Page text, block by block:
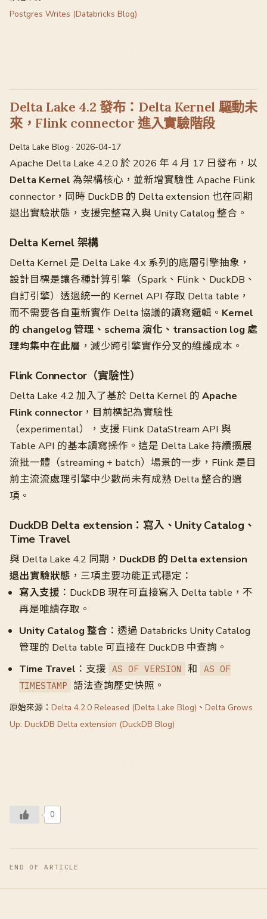
Postgres Writes (Databricks Blog)
Delta Lake 4.2 發布：Delta Kernel 驅動未
來，Flink connector 進入實驗階段
Delta Lake Blog · 2026-04-17
Apache Delta Lake 4.2.0 於 2026 年 4 月 17 日發布，以
Delta Kernel 為架構核心，並新增實驗性 Apache Flink
connector，同時 DuckDB 的 Delta extension 也在同期
退出實驗狀態，支援完整寫入與 Unity Catalog 整合。
Delta Kernel 架構
Delta Kernel 是 Delta Lake 4.x 系列的底層引擎抽象，
設計目標是讓各種計算引擎（Spark、Flink、DuckDB、
自訂引擎）透過統一的 Kernel API 存取 Delta table，
而不需要各自重新實作 Delta 協議的讀寫邏輯。 Kernel
的 changelog 管理、schema 演化、transaction log 處
理均集中在此層 ，減少跨引擎實作分叉的維護成本。
Flink Connector（實驗性）
Delta Lake 4.2 加入了基於 Delta Kernel 的 Apache
Flink connector，目前標記為實驗性
（experimental），支援 Flink DataStream API 與
Table API 的基本讀寫操作。這是 Delta Lake 持續擴展
流批一體（streaming + batch）場景的一步，Flink 是目
前主流流處理引擎中少數尚未有成熟 Delta 整合的選
項。
DuckDB Delta extension：寫入、Unity Catalog、
Time Travel
與 Delta Lake 4.2 同期， DuckDB 的 Delta extension
退出實驗狀態 ，三項主要功能正式穩定：
寫入支援 ：DuckDB 現在可直接寫入 Delta table，不
再是唯讀存取。
Unity Catalog 整合 ：透過 Databricks Unity Catalog
管理的 Delta table 可直接在 DuckDB 中查詢。
Time Travel ：支援 AS OF VERSION 和
AS OF
TIMESTAMP
語法查詢歷史快照。
原始來源： Delta 4.2.0 Released (Delta Lake Blog) 、 Delta Grows
Up: DuckDB Delta extension (DuckDB Blog)
0
END OF ARTICLE